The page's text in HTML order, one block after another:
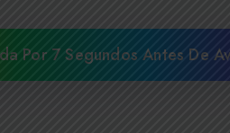
Por 7 Segundos Antes De